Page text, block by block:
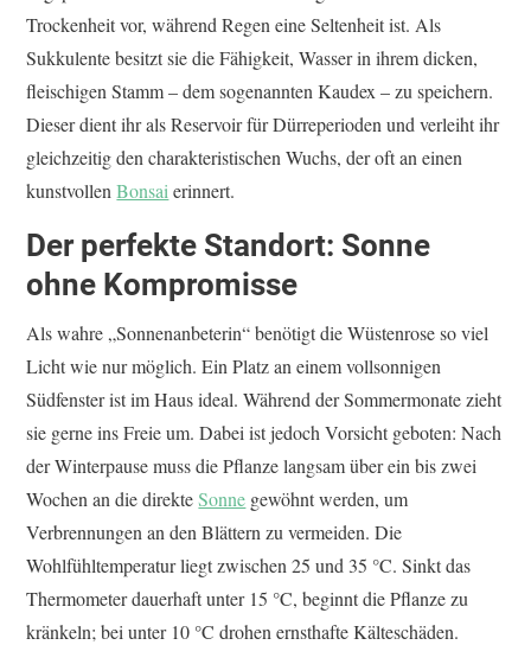
Trockenheit vor, während Regen eine Seltenheit ist. Als
Sukkulente besitzt sie die Fähigkeit, Wasser in ihrem dicken,
fleischigen Stamm – dem sogenannten Kaudex – zu speichern.
Dieser dient ihr als Reservoir für Dürreperioden und verleiht ihr
gleichzeitig den charakteristischen Wuchs, der oft an einen
kunstvollenBonsai erinnert.
Der perfekte Standort: Sonne
ohne Kompromisse
Als wahre „Sonnenanbeterin“ benötigt die Wüstenrose so viel
Licht wie nur möglich. Ein Platz an einem vollsonnigen
Südfenster ist im Haus ideal. Während der Sommermonate zieht
sie gerne ins Freie um. Dabei ist jedoch Vorsicht geboten: Nach
der Winterpause muss die Pflanze langsam über ein bis zwei
Wochen an die direkteSonne gewöhnt werden, um
Verbrennungen an den Blättern zu vermeiden. Die
Wohlfühltemperatur liegt zwischen 25 und 35 °C. Sinkt das
Thermometer dauerhaft unter 15 °C, beginnt die Pflanze zu
kränkeln; bei unter 10 °C drohen ernsthafte Kälteschäden.